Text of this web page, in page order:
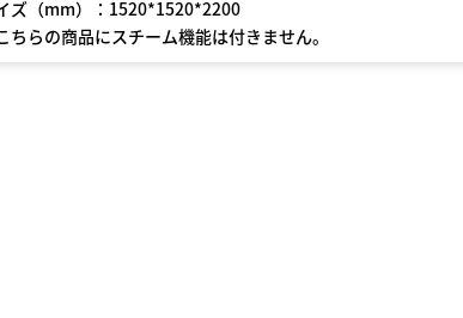
ズ（mm）：1520*1520*2200
ちらの商品にスチーム機能は付きません。